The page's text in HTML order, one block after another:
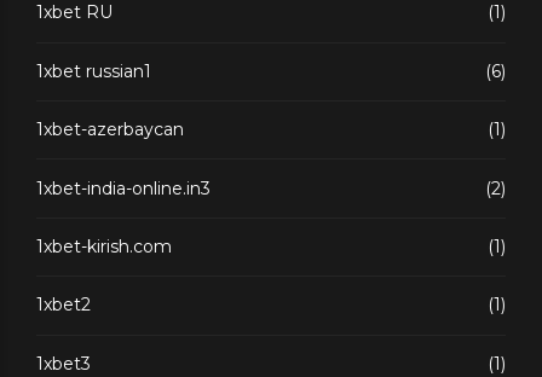
1xbet RU (1)
1xbet russian1 (6)
1xbet-azerbaycan (1)
1xbet-india-online.in3 (2)
1xbet-kirish.com (1)
1xbet2 (1)
1xbet3 (1)